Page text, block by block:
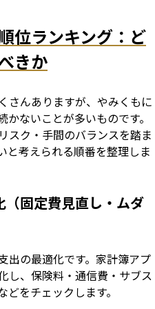
位ランキング：ど
きか
さんありますが、やみくもに
ないことが多いものです。
スク・手間のバランスを踏ま
と考えられる順番を整理しま
固定費見直し・ムダ
出の最適化です。家計簿アプ
し、保険料・通信費・サブス
をチェックします。